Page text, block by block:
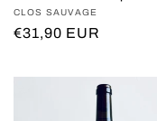
Vendor:
CLOS SAUVAGE
Regular
€31,90 EUR